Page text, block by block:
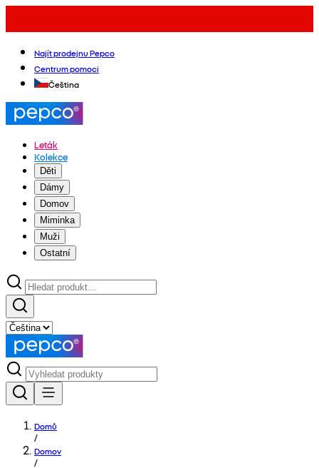
Najít prodejnu Pepco
Centrum pomoci
Čeština
Leták
Kolekce
Děti
Dámy
Domov
Miminka
Muži
Ostatní
Domů
/
Domov
/